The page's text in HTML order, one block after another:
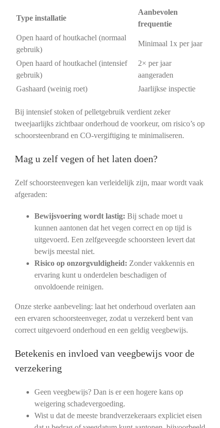
Type installatie
Aanbevolen
frequentie
Open haard of houtkachel (normaal
gebruik)
Minimaal 1x per jaar
Open haard of houtkachel (intensief
gebruik)
2× per jaar
aangeraden
Gashaard (weinig roet)
Jaarlijkse inspectie
Bij intensief stoken of pelletgebruik verdient zeker
tweejaarlijks zichtbaar onderhoud de voorkeur, om risico’s op
schoorsteenbrand en CO‑vergiftiging te minimaliseren.
Mag u zelf vegen of het laten doen?
Zelf schoorsteenvegen kan verleidelijk zijn, maar wordt vaak
afgeraden:
Bewijsvoering wordt lastig: Bij schade moet u
kunnen aantonen dat het vegen correct en op tijd is
uitgevoerd. Een zelfgeveegde schoorsteen levert dat
bewijs meestal niet.
Risico op onzorgvuldigheid: Zonder vakkennis en
ervaring kunt u onderdelen beschadigen of
onvoldoende reinigen.
Onze sterke aanbeveling: laat het onderhoud overlaten aan
een ervaren schoorsteenveger, zodat u verzekerd bent van
correct uitgevoerd onderhoud en een geldig veegbewijs.
Betekenis en invloed van veegbewijs voor de
verzekering
Geen veegbewijs? Dan is er een hogere kans op
weigering schadevergoeding.
Wist u dat de meeste brandverzekeraars expliciet eisen